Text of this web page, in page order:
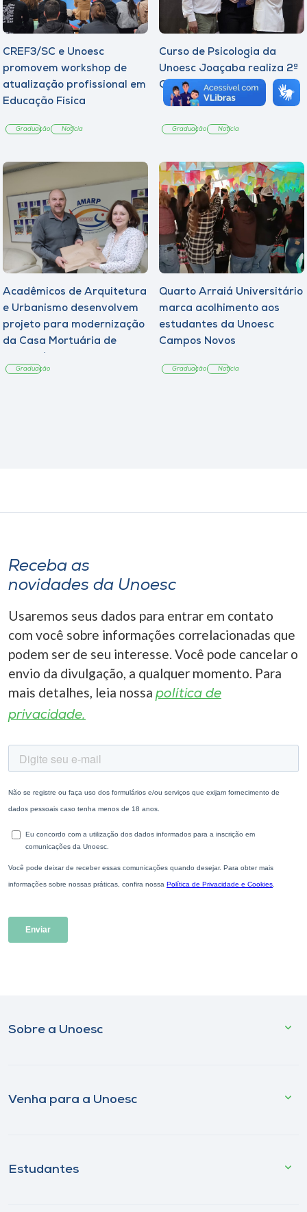
CREF3/SC e Unoesc
promovem workshop de
atualização profissional em
Educação Física
Graduação Notícia
Curso de Psicologia da
Unoesc Joaçaba realiza 2ª
Cerimônia do Botton
Graduação Notícia
Acadêmicos de Arquitetura
e Urbanismo desenvolvem
projeto para modernização
da Casa Mortuária de
Graduação
Quarto Arraiá Universitário
marca acolhimento aos
estudantes da Unoesc
Campos Novos
Graduação Notícia
Receba as
novidades da Unoesc
Usaremos seus dados para entrar em contato
com você sobre informações correlacionadas que
podem ser de seu interesse. Você pode cancelar o
envio da divulgação, a qualquer momento. Para
mais detalhes, leia nossa política de
privacidade.
Sobre a Unoesc
Venha para a Unoesc
Estudantes